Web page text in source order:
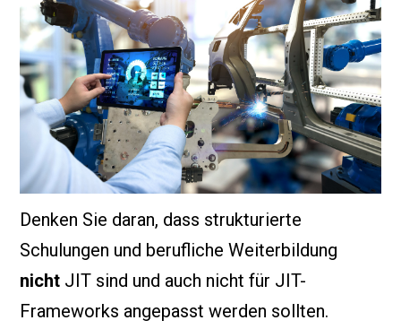
Denken Sie daran, dass strukturierte
Schulungen und berufliche Weiterbildung
nicht JIT sind und auch nicht für JIT-
Frameworks angepasst werden sollten.